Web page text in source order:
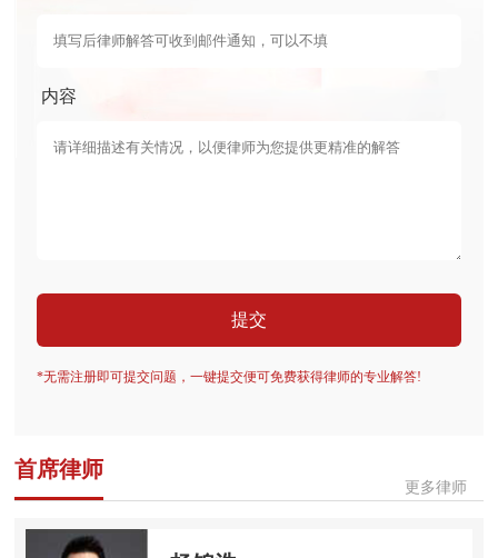
内容
提交
*无需注册即可提交问题，一键提交便可免费获得律师的专业解答!
首席律师
更多律师